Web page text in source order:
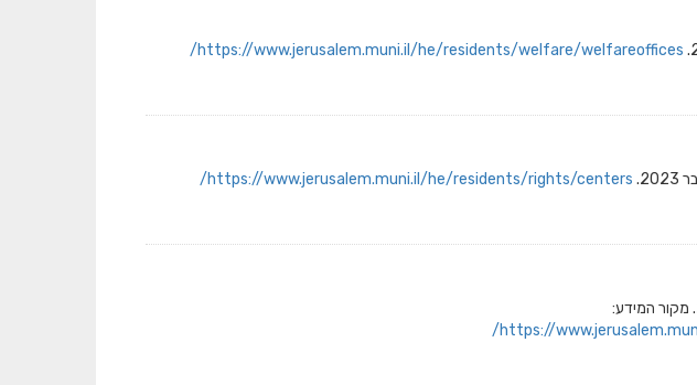
https://www.jerusalem.muni.il/he/residents/welfare/welfareoffices/
https://www.jerusalem.muni.il/he/residents/rights/centers/
https://